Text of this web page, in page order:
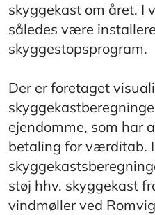
skyggekast om året. I
således være
skyggestopsprogram.
Der er foretaget
ejendomme, som har
betaling for værditab.
støj hhv. skyggekast
vindmøller ved